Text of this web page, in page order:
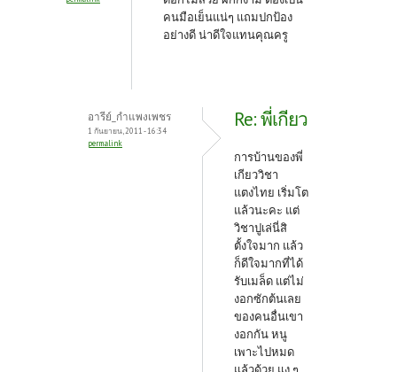
คนมือเย็นแน่ๆ แถมปกป้อง
อย่างดี น่าดีใจแทนคุณครู
อารีย์_กำแพงเพชร
1 กันยายน, 2011 - 16:34
permalink
Re: พี่เกียว
การบ้านของพี่
เกียววิชา
แตงไทย เริ่มโต
แล้วนะคะ แต่
วิชาปูเล่นี่สิ
ตั้งใจมาก แล้ว
ก็ดีใจมากที่ได้
รับเมล็ด แต่ไม่
งอกซักต้นเลย
ของคนอื่นเขา
งอกกัน หนู
เพาะไปหมด